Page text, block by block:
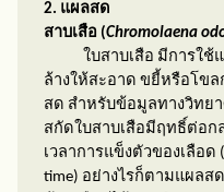
2. แผลสด
สาบเสือ (Chromolaena
ใบสาบเสือ มีการใช้แ
ล้างให้สะอาด ขยี้หรือโข
สด สำหรับข้อมูลทางวิทย
สกัดใบสาบเสือมีฤทธิ์ต่อก
เวลาการแข็งตัวของเลือด (
time) อย่างไรก็ตามแผลส